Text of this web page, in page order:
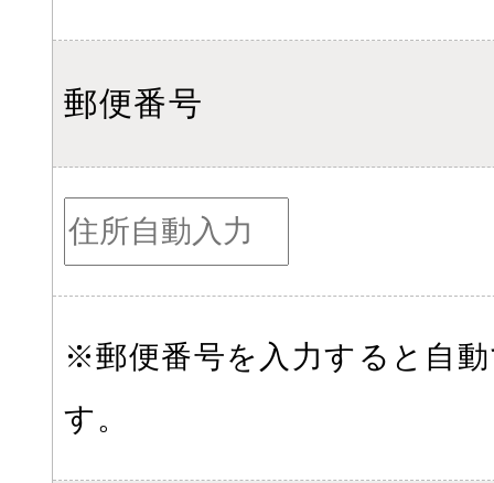
郵便番号
※郵便番号を入力すると自
す。